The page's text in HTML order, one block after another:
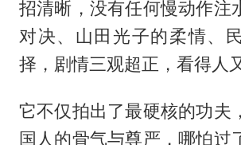
招清晰，没有任何慢动作注
对决、山田光子的柔情、
择，剧情三观超正，看得人
它不仅拍出了最硬核的功夫
国人的骨气与尊严，哪怕过